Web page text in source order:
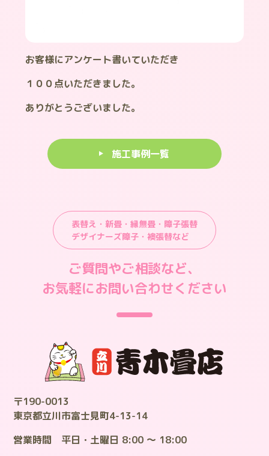
お客様にアンケート書いていただき
１００点いただきました。
ありがとうございました。
施工事例一覧
表替え・新畳・縁無畳・障子張替
デザイナーズ障子・襖張替など
ご質問やご相談など、
お気軽にお問い合わせください
〒190-0013
東京都立川市富士見町4-13-14
営業時間 平日・土曜日 8:00 ～ 18:00